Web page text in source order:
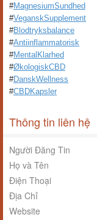
#MagnesiumSundhed
#VeganskSupplement
#Blodtryksbalance
#Antiinflammatorisk
#MentalKlarhed
#ØkologiskCBD
#DanskWellness
#CBDKapsler
Thông tin liên hệ
Người Đăng Tin
Họ và Tên
Điện Thoại
Địa Chỉ
Website